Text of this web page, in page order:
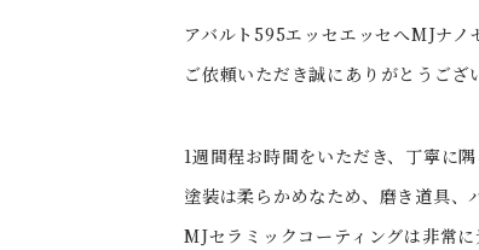
アバルト595エッセエッセへMJナノ
ご依頼いただき誠にありがとうござ
1週間程お時間をいただき、丁寧に隅
塗装は柔らかめなため、磨き道具、
MJセラミックコーティングは非常